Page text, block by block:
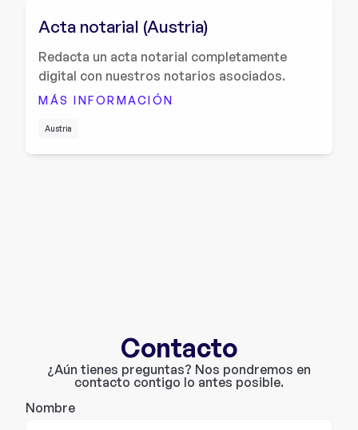
Austria
Acta notarial (Austria)
Redacta un acta notarial completamente
digital con nuestros notarios asociados.
MÁS INFORMACIÓN
Contacto
¿Aún tienes preguntas? Nos pondremos en
contacto contigo lo antes posible.
Nombre